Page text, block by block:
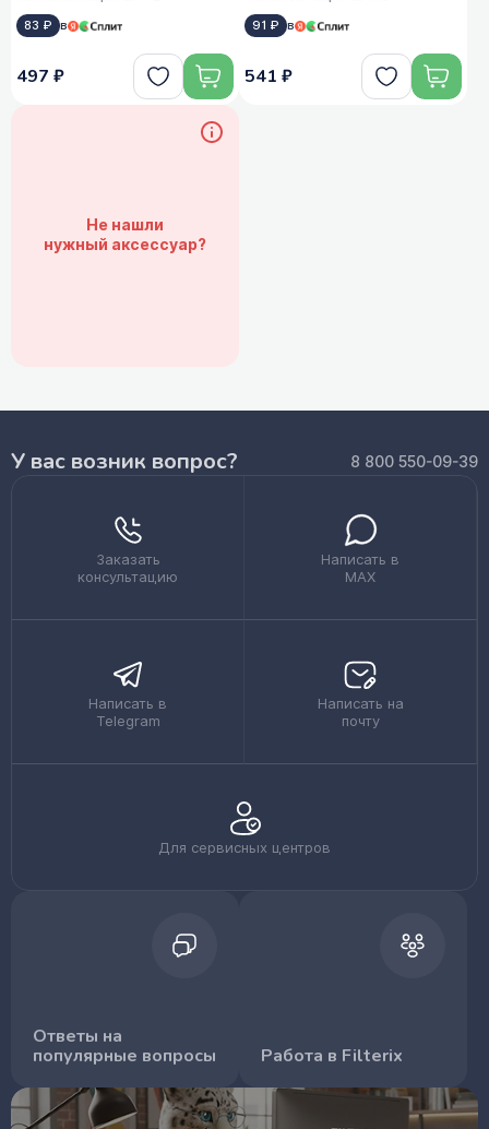
83 ₽ в
497 ₽
91 ₽ в
541 ₽
Не нашли
нужный аксессуар?
У вас возник вопрос? 8 800 550-09-39
Заказать
консультацию
Написать в
MAX
Написать в
Telegram
Написать на
почту
Для сервисных центров
Ответы на
популярные вопросы
Работа в Filterix